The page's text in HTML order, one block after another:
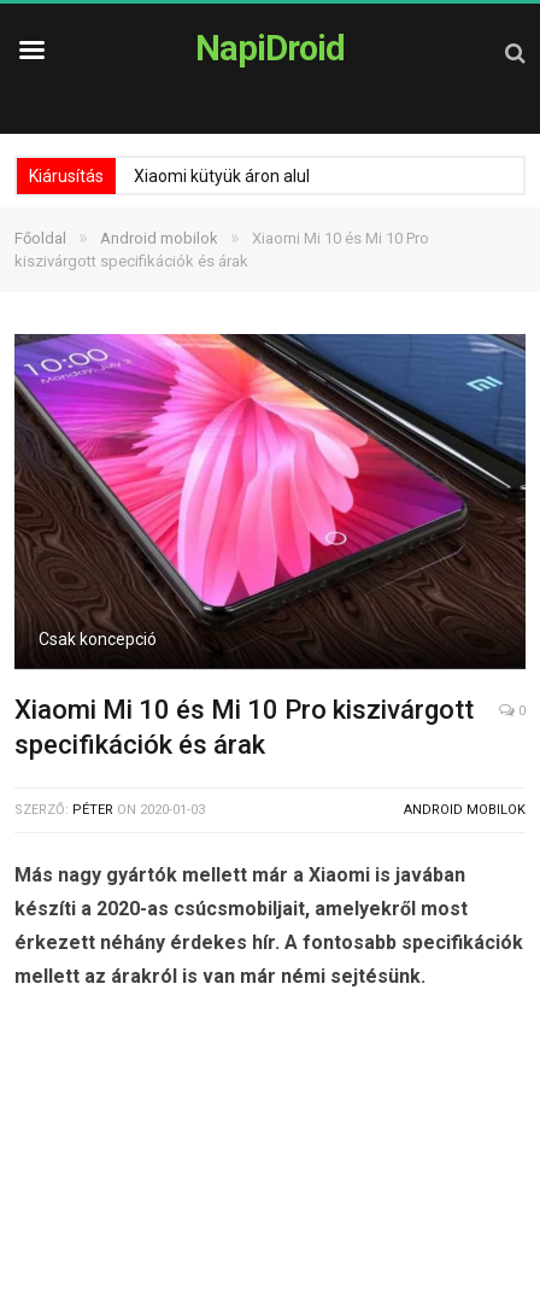
NapiDroid
Kiárusítás Xiaomi kütyük áron alul
Főoldal » Android mobilok »
Xiaomi Mi 10 és Mi 10 Pro
kiszivárgott specifikációk és árak
Csak koncepció
Xiaomi Mi 10 és Mi 10 Pro kiszivárgott
specifikációk és árak
0
SZERZŐ: PÉTER ON 2020-01-03 ANDROID MOBILOK
Más nagy gyártók mellett már a Xiaomi is javában
készíti a 2020-as csúcsmobiljait, amelyekről most
érkezett néhány érdekes hír. A fontosabb specifikációk
mellett az árakról is van már némi sejtésünk.